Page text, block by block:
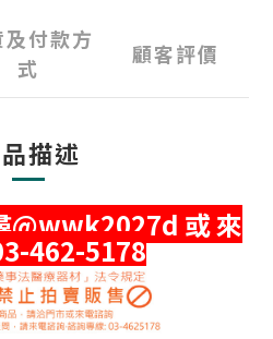
及付款方
式
顧客評價
描述
@wwk2027d 或 來
462-5178